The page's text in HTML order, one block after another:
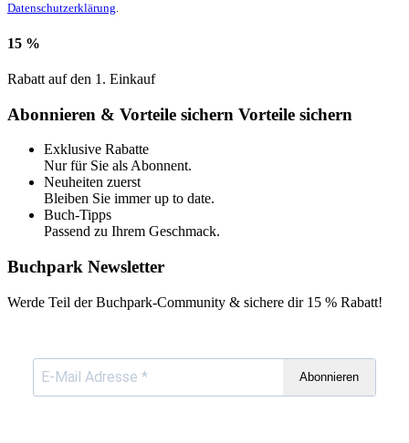
Datenschutzerklärung.
15 %
Rabatt auf den 1. Einkauf
Abonnieren & Vorteile sichern Vorteile sichern
Exklusive Rabatte
Nur für Sie als Abonnent.
Neuheiten zuerst
Bleiben Sie immer up to date.
Buch-Tipps
Passend zu Ihrem Geschmack.
Buchpark Newsletter
Werde Teil der Buchpark-Community & sichere dir 15 % Rabatt!
Abonnieren